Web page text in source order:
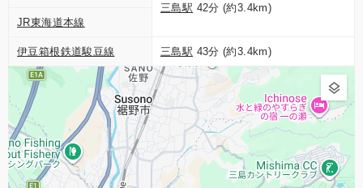
三島駅 42分 (約3.4km)
JR東海道本線
伊豆箱根鉄道駿豆線 三島駅 43分 (約3.4km)